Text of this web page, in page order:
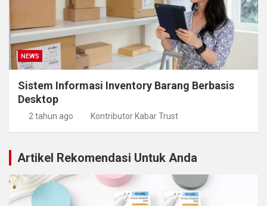
NEWS
Sistem Informasi Inventory Barang Berbasis
Desktop
2 tahun ago Kontributor Kabar Trust
Artikel Rekomendasi Untuk Anda